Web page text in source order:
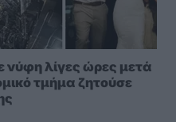
λίγες ώρες μετά
τμήμα ζητούσε